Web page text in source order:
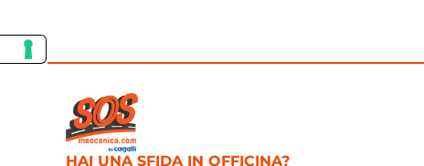
HAI UNA SFIDA IN OFFICINA?